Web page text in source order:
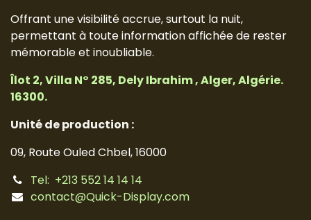
Offrant une visibilité accrue, surtout la nuit,
permettant à toute information affichée de rester
mémorable et inoubliable.
Îlot 2, Villa N° 285, Dely Ibrahim , Alger, Algérie.
16300.
Unité de production :
09, Route Ouled Chbel, 16000
Tel: +213 552 14 14 14
contact@Quick-Display.com